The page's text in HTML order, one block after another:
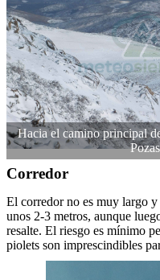
Hacia el camino principal
Pozas
Corredor
El corredor no es muy largo y
unos 2-3 metros, aunque
resalte. El riesgo es mínimo
piolets son imprescindibles